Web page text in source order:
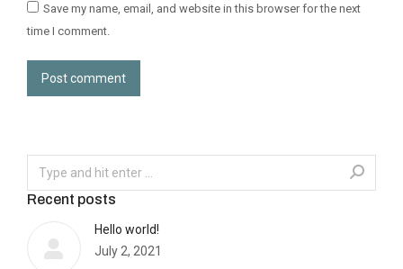
Save my name, email, and website in this browser for the next
time I comment.
Post comment
Recent posts
Hello world!
July 2, 2021